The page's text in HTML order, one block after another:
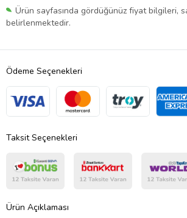
Ürün sayfasında gördüğünüz fiyat bilgileri,
belirlenmektedir.
Ödeme Seçenekleri
Taksit Seçenekleri
Ürün Açıklaması